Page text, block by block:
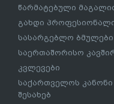
წარმატებული
გახდი
სასარგებლო ბმულები
საერთაშორისო
კვლევები
საქართველოს
შესახებ